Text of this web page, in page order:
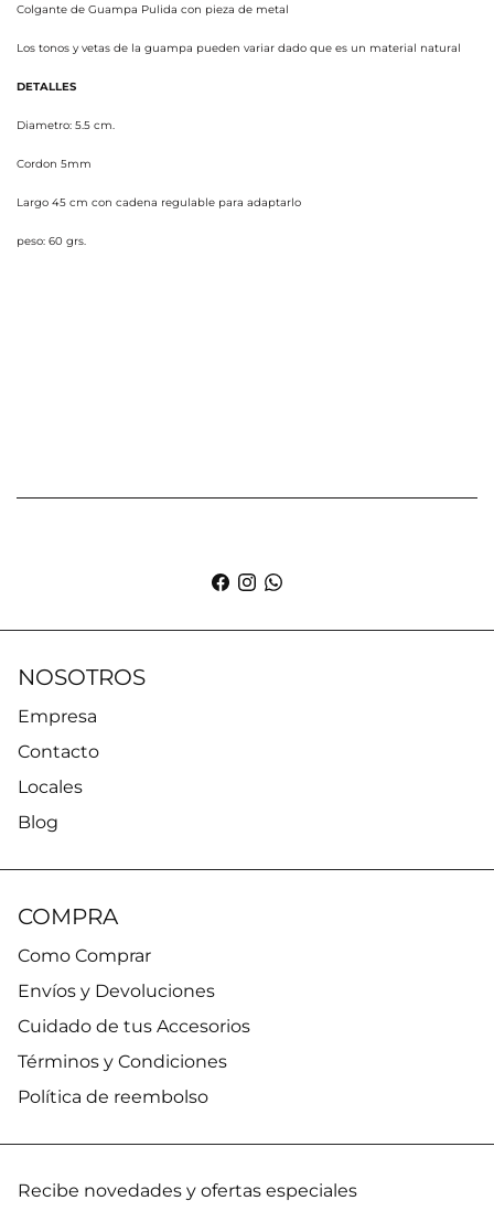
Colgante de Guampa Pulida con pieza de metal
Los tonos y vetas de la guampa pueden variar dado que es un material natural
DETALLES
Diametro: 5.5 cm.
Cordon 5mm
Largo 45 cm con cadena regulable para adaptarlo
peso: 60 grs.
NOSOTROS
Empresa
Contacto
Locales
Blog
COMPRA
Como Comprar
Envíos y Devoluciones
Cuidado de tus Accesorios
Términos y Condiciones
Política de reembolso
Recibe novedades y ofertas especiales